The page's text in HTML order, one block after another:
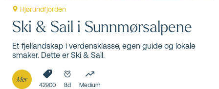
Hjørundfjorden
Ski & Sail i Sunnmørsalpene
Et fjellandskap i verdensklasse, egen guide og lokale
smaker. Dette er Ski & Sail.
Mer
42900 8d Medium